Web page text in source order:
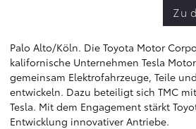
Palo Alto/Köln. Die Toyota Motor
kalifornische Unternehmen Tesla
gemeinsam Elektrofahrzeuge, Teile
entwickeln. Dazu beteiligt sich TMC
Tesla. Mit dem Engagement stärkt
Entwicklung innovativer Antriebe.